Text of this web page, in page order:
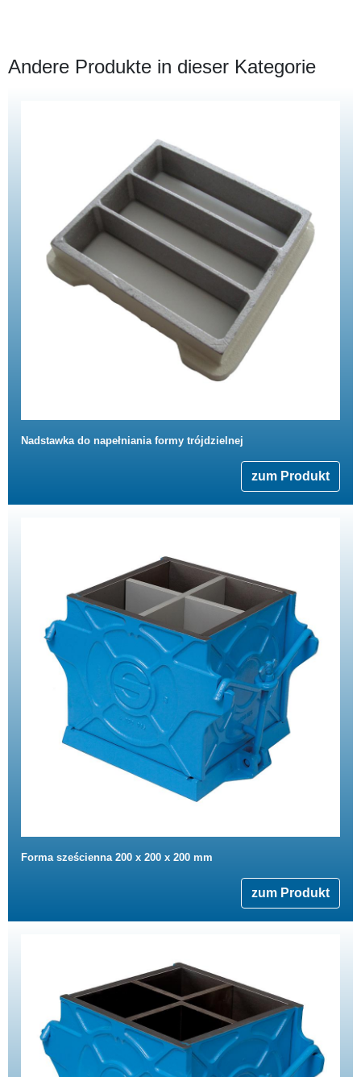
Andere Produkte in dieser Kategorie
Nadstawka do napełniania formy trójdzielnej
zum Produkt
Forma sześcienna 200 x 200 x 200 mm
zum Produkt